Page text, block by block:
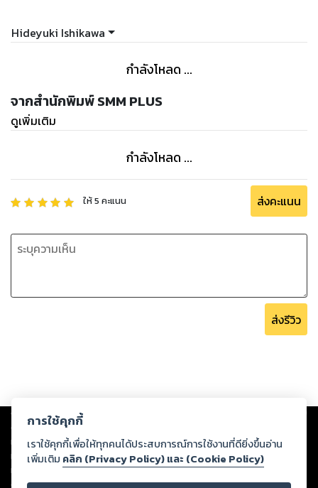
Hideyuki Ishikawa
กำลังโหลด ...
จากสำนักพิมพ์ SMM PLUS
ดูเพิ่มเติม
กำลังโหลด ...
ให้5 คะแนน ส่งคะแนน
ส่งรีวิว
Copyright © 2026
ต่อผลงานหรือเนื้อหาใดที่อัปโหลดผ่านเว็บไซต์และปรากฏว่าละเมิดสิทธิใน
ทรัพย์สินทางปัญญาของบุคคลอื่นหรือขัดต่อกฎหมายและศีลธรรม ดังนั้น ผู้อ่าน
ทุกท่านโปรดใช้วิจารณญาณในการกลั่นกรองด้วยตนเอง และหากท่านพบว่าส่วน
หนึ่งส่วนใดขัดต่อกฎหมายและศีลธรรม กรุณาแจ้งมายังบริษัท เพื่อทีมงานจะได้
ดำเนินการในทันที ทั้งนี้ ทางสตอรี่ล็อกขอสงวนลิขสิทธิ์ตามพระราชบัญญัติ
การใช้คุกกี้
เราใช้คุกกี้เพื่อให้ทุกคนได้ประสบการณ์การใช้งานที่ดียิ่งขึ้นอ่าน
เพิ่มเติม คลิก (Privacy Policy) และ (Cookie Policy)